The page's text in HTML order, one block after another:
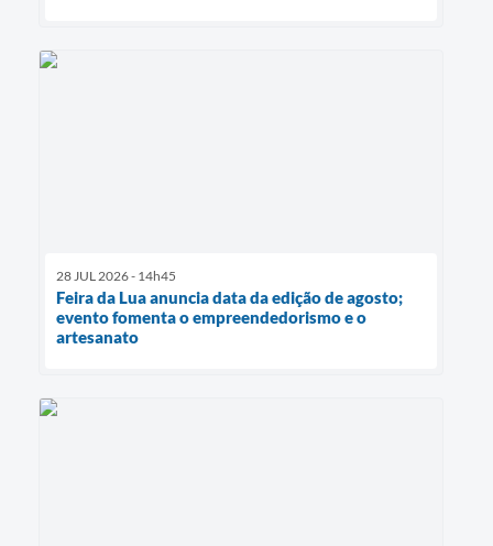
28 JUL 2026 - 14h45
Feira da Lua anuncia data da edição de agosto;
evento fomenta o empreendedorismo e o
artesanato